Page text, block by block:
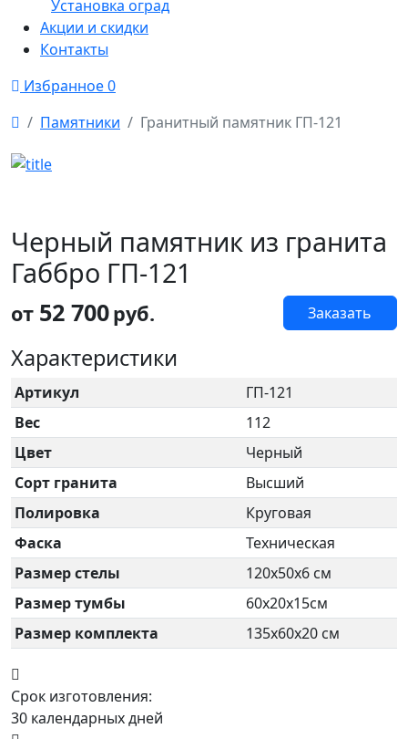
Установка оград
Акции и скидки
Контакты
Избранное0
Памятники
Гранитный памятник ГП-121
Черный памятник из гранита
Габбро ГП-121
от 52 700руб. Заказать
Характеристики
Артикул
ГП-121
Вес
112
Цвет
Черный
Сорт гранита
Высший
Полировка
Круговая
Фаска
Техническая
Размер стелы
120х50х6 см
Размер тумбы
60х20х15см
Размер комплекта
135х60х20 см
Срок изготовления:
30 календарных дней